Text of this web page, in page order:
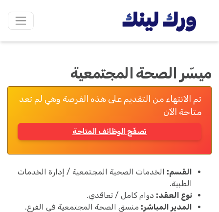
ميسّر الصحة المجتمعية
تم الانتهاء من التقديم على هذه الفرصة وهي لم تعد
متاحة الآن
تصفّح الوظائف المتاحة
القسم: الخدمات الصحية المجتمعية / إدارة الخدمات
الطبية.
نوع العقد: دوام كامل / تعاقدي.
المدير المباشر: منسق الصحة المجتمعية في الفرع.